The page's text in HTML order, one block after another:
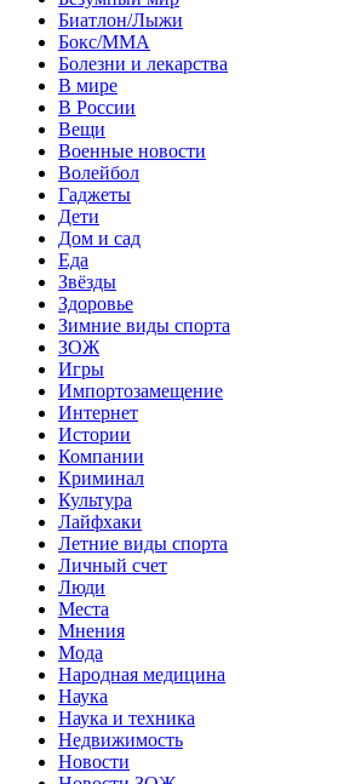
Биатлон/Лыжи
Бокс/MMA
Болезни и лекарства
В мире
В России
Вещи
Военные новости
Волейбол
Гаджеты
Дети
Дом и сад
Еда
Звёзды
Здоровье
Зимние виды спорта
ЗОЖ
Игры
Импортозамещение
Интернет
Истории
Компании
Криминал
Культура
Лайфхаки
Летние виды спорта
Личный счет
Люди
Места
Мнения
Мода
Народная медицина
Наука
Наука и техника
Недвижимость
Новости